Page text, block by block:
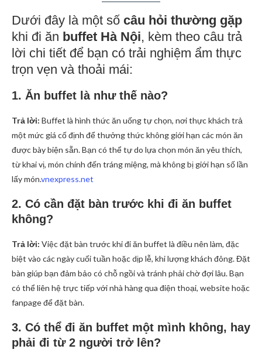
Dưới đây là một số câu hỏi thường gặp
khi đi ăn buffet Hà Nội, kèm theo câu trả
lời chi tiết để bạn có trải nghiệm ẩm thực
trọn vẹn và thoải mái:
1. Ăn buffet là như thế nào?
Trả lời: Buffet là hình thức ăn uống tự chọn, nơi thực khách trả
một mức giá cố định để thưởng thức không giới hạn các món ăn
được bày biện sẵn. Bạn có thể tự do lựa chọn món ăn yêu thích,
từ khai vị, món chính đến tráng miệng, mà không bị giới hạn số lần
lấy món.vnexpress.net
2. Có cần đặt bàn trước khi đi ăn buffet
không?
Trả lời: Việc đặt bàn trước khi đi ăn buffet là điều nên làm, đặc
biệt vào các ngày cuối tuần hoặc dịp lễ, khi lượng khách đông. Đặt
bàn giúp bạn đảm bảo có chỗ ngồi và tránh phải chờ đợi lâu. Bạn
có thể liên hệ trực tiếp với nhà hàng qua điện thoại, website hoặc
fanpage để đặt bàn.
3. Có thể đi ăn buffet một mình không, hay
phải đi từ 2 người trở lên?